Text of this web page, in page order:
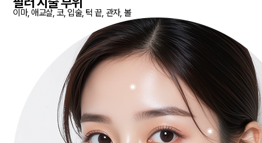
이마, 애교살, 코, 입술, 턱 끝, 관자, 볼